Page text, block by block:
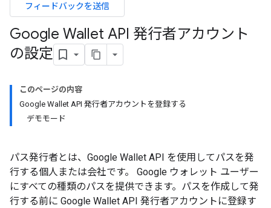
フィードバックを送信
Google Wallet API 発行者アカウント
の設定
このページの内容
Google Wallet API 発行者アカウントを登録する
デモモード
パス発行者とは、Google Wallet API を使用してパスを発
行する個人または会社です。 Google ウォレット ユーザー
にすべての種類のパスを提供できます。パスを作成して発
行する前に Google Wallet API 発行者アカウントに登録す